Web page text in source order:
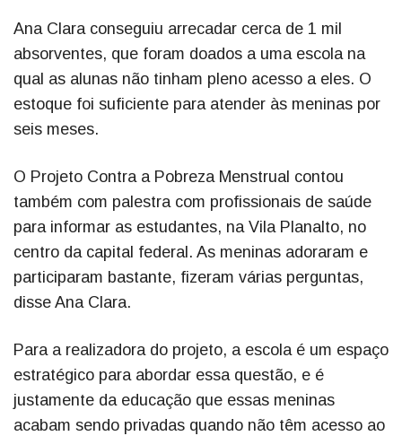
Ana Clara conseguiu arrecadar cerca de 1 mil
absorventes, que foram doados a uma escola na
qual as alunas não tinham pleno acesso a eles. O
estoque foi suficiente para atender às meninas por
seis meses.
O Projeto Contra a Pobreza Menstrual contou
também com palestra com profissionais de saúde
para informar as estudantes, na Vila Planalto, no
centro da capital federal. As meninas adoraram e
participaram bastante, fizeram várias perguntas,
disse Ana Clara.
Para a realizadora do projeto, a escola é um espaço
estratégico para abordar essa questão, e é
justamente da educação que essas meninas
acabam sendo privadas quando não têm acesso ao